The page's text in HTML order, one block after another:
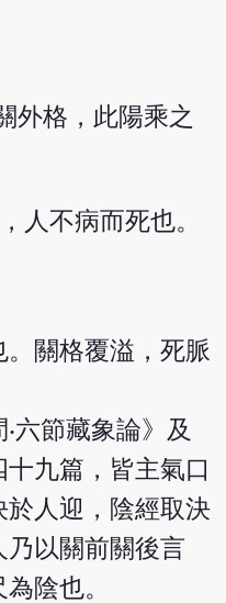
外格，此陽乘之
人不病而死也。
關格覆溢，死脈
六節藏象論》及
九篇，皆主氣口
於人迎，陰經取決
以關前關後言
陰也。